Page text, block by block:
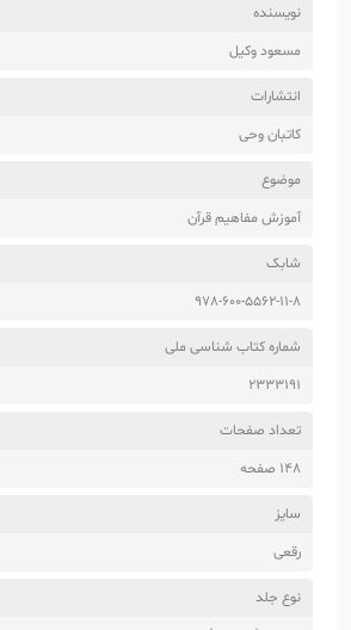
نویسنده
مسعود وکیل
انتشارات
کاتبان وحی
موضوع
آموزش مفاهیم قرآن
شابک
978-600-5562-11-8
شماره کتاب شناسی ملی
2333191
تعداد صفحات
148 صفحه
سایز
رقعی
نوع جلد